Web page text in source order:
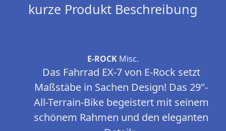
kurze Produkt Beschreibung
E-ROCK Misc.
Das Fahrrad EX-7 von E-Rock setzt
Maßstäbe in Sachen Design! Das 29"-
All-Terrain-Bike begeistert mit seinem
schönem Rahmen und den eleganten